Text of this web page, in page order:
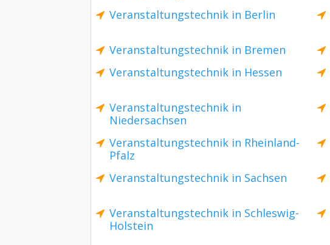
Veranstaltungstechnik in Berlin
Veranstaltungstechnik in Bremen
Veranstaltungstechnik in Hessen
Veranstaltungstechnik in
Niedersachsen
Veranstaltungstechnik in Rheinland-
Pfalz
Veranstaltungstechnik in Sachsen
Veranstaltungstechnik in Schleswig-
Holstein